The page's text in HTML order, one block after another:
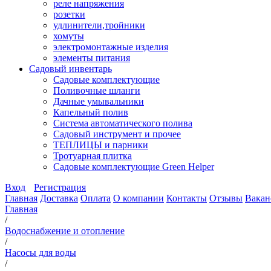
реле напряжения
розетки
удлинители,тройники
хомуты
электромонтажные изделия
элементы питания
Садовый инвентарь
Садовые комплектующие
Поливочные шланги
Дачные умывальники
Капельный полив
Система автоматического полива
Садовый инструмент и прочее
ТЕПЛИЦЫ и парники
Тротуарная плитка
Садовые комплектующие Green Helper
Вход
Регистрация
Главная Доставка Оплата О компании Контакты Отзывы
Главная
/
Водоснабжение и отопление
/
Насосы для воды
/